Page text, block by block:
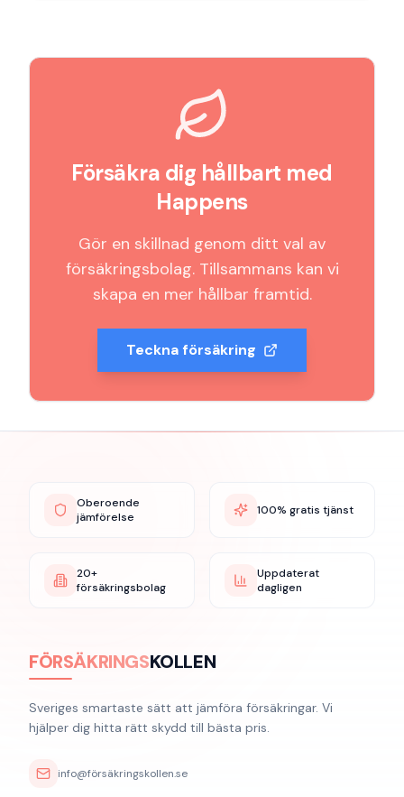
Försäkra dig hållbart med
Happens
Gör en skillnad genom ditt val av
försäkringsbolag. Tillsammans kan vi
skapa en mer hållbar framtid.
Teckna försäkring
Oberoende
jämförelse
100% gratis tjänst
20+
försäkringsbolag
Uppdaterat
dagligen
FÖRSÄKRINGSKOLLEN
Sveriges smartaste sätt att jämföra försäkringar. Vi
hjälper dig hitta rätt skydd till bästa pris.
info@försäkringskollen.se